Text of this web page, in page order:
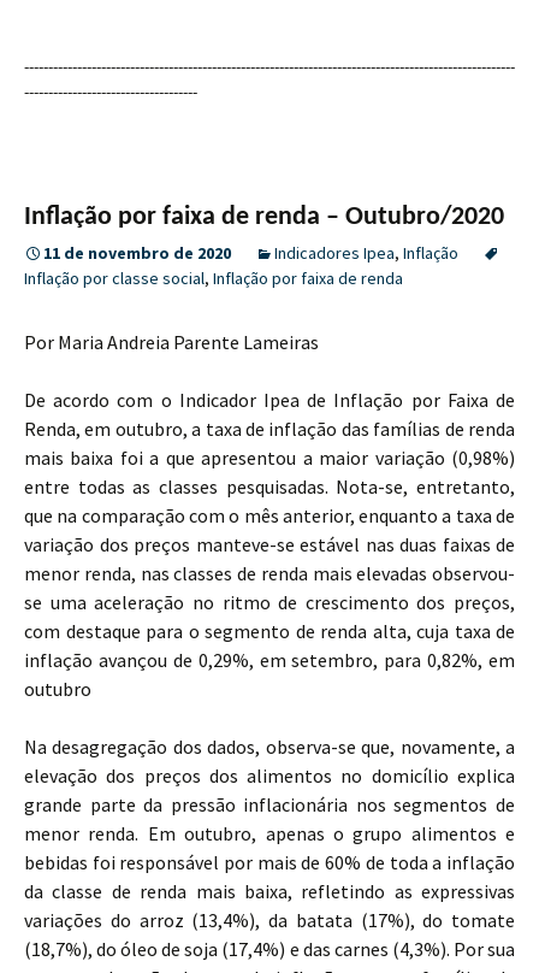
------------------------------------------------------------------------------------------------------
------------------------------------
Inflação por faixa de renda – Outubro/2020
11 de novembro de 2020 Indicadores Ipea, Inflação
Inflação por classe social, Inflação por faixa de renda
Por Maria Andreia Parente Lameiras
De acordo com o Indicador Ipea de Inflação por Faixa de
Renda, em outubro, a taxa de inflação das famílias de renda
mais baixa foi a que apresentou a maior variação (0,98%)
entre todas as classes pesquisadas. Nota-se, entretanto,
que na comparação com o mês anterior, enquanto a taxa de
variação dos preços manteve-se estável nas duas faixas de
menor renda, nas classes de renda mais elevadas observou-
se uma aceleração no ritmo de crescimento dos preços,
com destaque para o segmento de renda alta, cuja taxa de
inflação avançou de 0,29%, em setembro, para 0,82%, em
outubro
Na desagregação dos dados, observa-se que, novamente, a
elevação dos preços dos alimentos no domicílio explica
grande parte da pressão inflacionária nos segmentos de
menor renda. Em outubro, apenas o grupo alimentos e
bebidas foi responsável por mais de 60% de toda a inflação
da classe de renda mais baixa, refletindo as expressivas
variações do arroz (13,4%), da batata (17%), do tomate
(18,7%), do óleo de soja (17,4%) e das carnes (4,3%). Por sua